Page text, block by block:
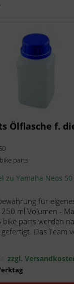
Ölflasche f.
parts
zu Yamaha Neos 50
für
250 ml Volumen -
bike parts werden
Das Team
zzgl.